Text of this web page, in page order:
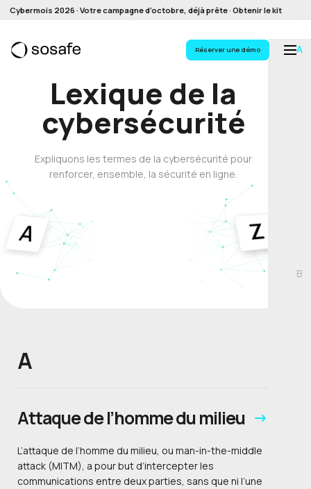
Cybermois 2026 · Votre campagne d’octobre, déjà prête · Obtenir le kit
Réserver une démo
Lexique de la
cybersécurité
Expliquons les termes de la cybersécurité pour
renforcer, ensemble, la sécurité en ligne.
A
Attaque de l’homme du milieu
L’attaque de l’homme du milieu, ou man-in-the-middle
attack (MITM), a pour but d’intercepter les
communications entre deux parties, sans que ni l’une
A
B